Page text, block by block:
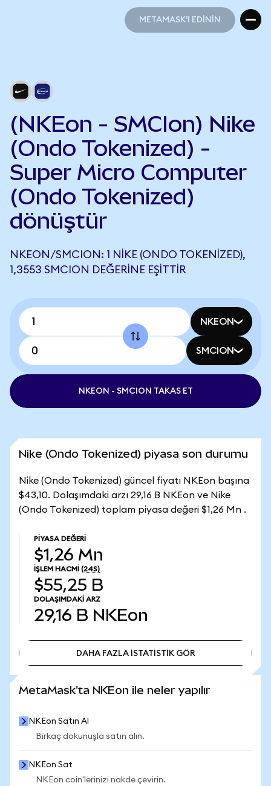
METAMASK'I EDİNİN
(NKEon - SMCIon) Nike
(Ondo Tokenized) -
Super Micro Computer
(Ondo Tokenized)
dönüştür
NKEON/SMCION: 1 NIKE (ONDO TOKENIZED),
1,3553 SMCION DEĞERINE EŞITTIR
NKEON
SMCION
NKEON - SMCION TAKAS ET
Nike (Ondo Tokenized) piyasa son durumu
Nike (Ondo Tokenized) güncel fiyatı NKEon başına
$43,10. Dolaşımdaki arzı 29,16 B NKEon ve Nike
(Ondo Tokenized) toplam piyasa değeri $1,26 Mn .
PIYASA DEĞERI
$1,26 Mn
İŞLEM HACMI (24S)
$55,25 B
DOLAŞIMDAKI ARZ
29,16 B NKEon
DAHA FAZLA İSTATİSTİK GÖR
MetaMask'ta NKEon ile neler yapılır
NKEon Satın Al
Birkaç dokunuşla satın alın.
NKEon Sat
NKEon coin'lerinizi nakde çevirin.